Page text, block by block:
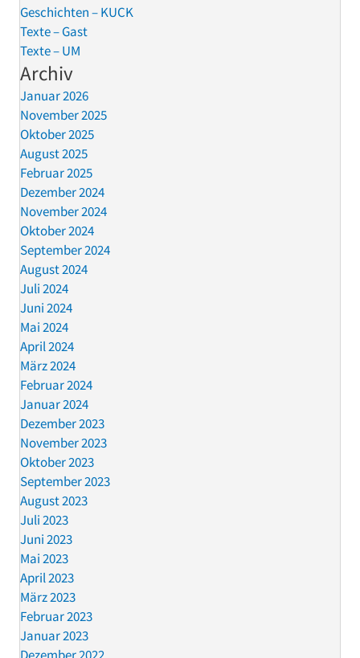
Geschichten – KUCK
Texte – Gast
Texte – UM
Archiv
Januar 2026
November 2025
Oktober 2025
August 2025
Februar 2025
Dezember 2024
November 2024
Oktober 2024
September 2024
August 2024
Juli 2024
Juni 2024
Mai 2024
April 2024
März 2024
Februar 2024
Januar 2024
Dezember 2023
November 2023
Oktober 2023
September 2023
August 2023
Juli 2023
Juni 2023
Mai 2023
April 2023
März 2023
Februar 2023
Januar 2023